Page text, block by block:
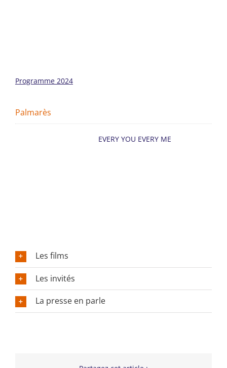
Programme 2024
Palmarès
EVERY YOU EVERY ME
Les films
Les invités
La presse en parle